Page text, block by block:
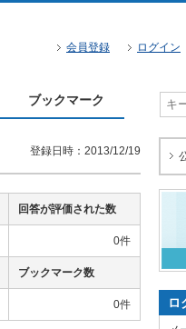
会員登録 ログイン
ブックマーク
登録日時：2013/12/19
回答が評価された数
0件
ブックマーク数
0件 ロ